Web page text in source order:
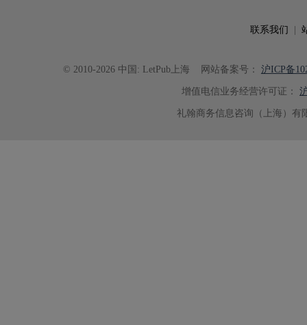
联系我们
© 2010-2026 中国: LetPub上海 网站备案号： 沪ICP备
增值电信业务经营许可证：
礼翰商务信息咨询（上海）